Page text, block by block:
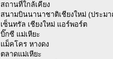
สถานที่ใกล้เคียง
สนามบินนานาชาติเชียงใหม่ (ประม
เซ็นทรัล เชียงใหม่ แอร์พอร์ต
บิ๊กซี แม่เหียะ
แม็คโคร หางดง
ตลาดแม่เหียะ